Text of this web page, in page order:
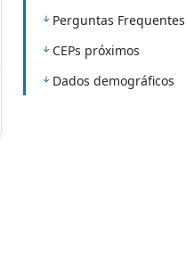
Perguntas Frequentes
CEPs próximos
Dados demográficos